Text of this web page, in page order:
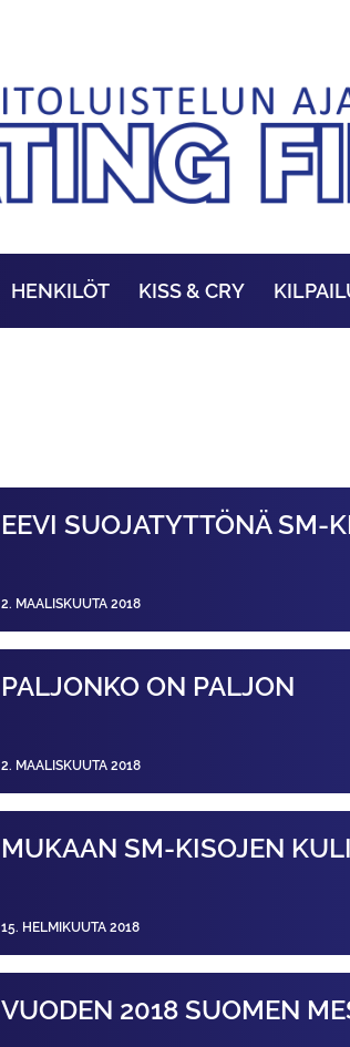
HENKILÖT KISS & CRY
EEVI SUOJATYTTÖNÄ SM-
2. MAALISKUUTA 2018
PALJONKO ON PALJON
2. MAALISKUUTA 2018
MUKAAN SM-KISOJEN
15. HELMIKUUTA 2018
VUODEN 2018 SUOMEN